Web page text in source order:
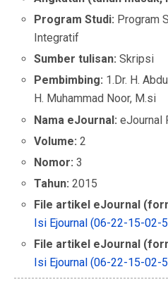
Program Studi: Program
Integratif
Sumber tulisan: Skripsi
Pembimbing: 1.Dr. H.
H. Muhammad Noor, M.si
Nama eJournal: eJournal
Volume: 2
Nomor: 3
Tahun: 2015
File artikel eJournal
Isi Ejournal (06-22-15-02-
File artikel eJournal
Isi Ejournal (06-22-15-02-